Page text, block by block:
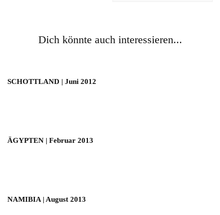
Dich könnte auch interessieren...
SCHOTTLAND | Juni 2012
ÄGYPTEN | Februar 2013
NAMIBIA | August 2013